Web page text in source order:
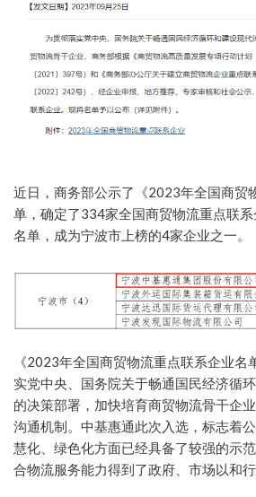
近日，商务部公示了《2023年全国商贸
单，确定了334家全国商贸物流重点联
名单，成为宁波市上榜的4家企业之一。
《2023年全国商贸物流重点联系企业名
实党中央、国务院关于畅通国民经济循
的决策部署，加快培育商贸物流骨干企
沟通机制。中基惠通此次入选，标志着
慧化、绿色化方面已经具备了较强的示
合物流服务能力得到了政府、市场以和行